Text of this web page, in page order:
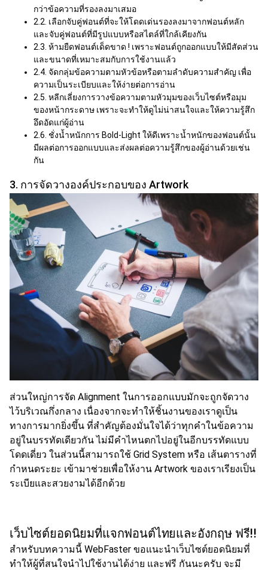
กว่าข้อความที่รองลงมาเสมอ
2.2. เลือกจับคู่ฟอนต์ที่จะให้โดดเด่นรองลงมาจากฟอนต์หลัก
และจับคู่ฟอนต์ที่มีรูปแบบหรือสไตล์ที่ใกล้เคียงกัน
2.3. ห้ามยืดฟอนต์เด็ดขาด ! เพราะฟอนต์ถูกออกแบบให้มีสัดส่วน
และขนาดที่เหมาะสมกับการใช้งานแล้ว
2.4. จัดกลุ่มข้อความตามหัวข้อหรือตามลำดับความสำคัญ เพื่อ
ความเป็นระเบียบและให้ง่ายต่อการอ่าน
2.5. หลีกเลี่ยงการวางข้อความตามหัวมุมของเว็บไซต์หรือมุม
ของหน้ากระดาษ เพราะจะทำให้ดูไม่น่าสนใจและให้ความรู้สึก
อึดอัดแก่ผู้อ่าน
2.6. ชั่งน้ำหนักการ Bold-Light ให้ดีเพราะน้ำหนักของฟอนต์นั้น
มีผลต่อการออกแบบและส่งผลต่อความรู้สึกของผู้อ่านด้วยเช่น
กัน
3. การจัดวางองค์ประกอบของ Artwork
ส่วนใหญ่การจัด Alignment ในการออกแบบมักจะถูกจัดวาง
ไว้บริเวณกึ่งกลาง เนื่องจากจะทำให้ชิ้นงานของเราดูเป็น
ทางการมากยิ่งขึ้น ที่สำคัญต้องมั่นใจได้ว่าทุกคำในข้อความ
อยู่ในบรรทัดเดียวกัน ไม่มีคำไหนตกไปอยู่ในอีกบรรทัดแบบ
โดดเดี่ยว ในส่วนนี้สามารถใช้ Grid System หรือ เส้นตารางที่
กำหนดระยะ เข้ามาช่วยเพื่อให้งาน Artwork ของเราเรียงเป็น
ระเบียและสวยงามได้อีกด้วย
เว็บไซต์ยอดนิยมที่แจกฟอนต์ไทยและอังกฤษ ฟรี!!
สำหรับบทความนี้ WebFaster ขอแนะนำเว็บไซต์ยอดนิยมที่
ทำให้ผู้ที่สนใจนำไปใช้งานได้ง่าย และฟรี กันนะครับ จะมี